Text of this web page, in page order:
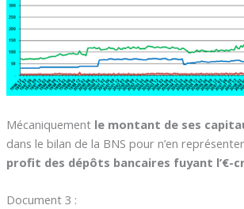
Mécaniquement le montant de ses
dans le bilan de la BNS pour n’en
profit des dépôts bancaires fuyant l’€-
Document 3 :